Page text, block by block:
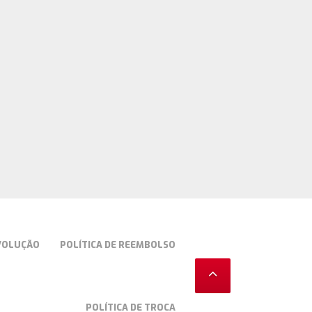
POLÍTICA DE REEMBOLSO
POLÍTICA DE TROCA